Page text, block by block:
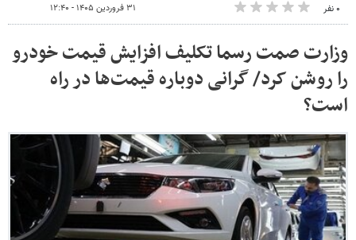
۰ نفر ۳۱ فروردین ۱۴۰۵ - ۱۲:۴۰
وزارت صمت رسما تکلیف افزایش قیمت خودرو
را روشن کرد/ گرانی دوباره قیمت‌ها در راه
است؟